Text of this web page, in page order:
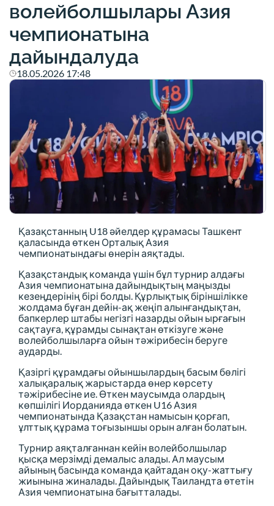
волейболшылары Азия
чемпионатына
дайындалуда
18.05.2026 17:48
Қазақстанның U18 әйелдер құрамасы Ташкент
қаласында өткен Орталық Азия
чемпионатындағы өнерін аяқтады.
Қазақстандық команда үшін бұл турнир алдағы
Азия чемпионатына дайындықтың маңызды
кезеңдерінің бірі болды. Құрлықтық біріншілікке
жолдама бұған дейін-ақ жеңіп алынғандықтан,
бапкерлер штабы негізгі назарды ойын ырғағын
сақтауға, құрамды сынақтан өткізуге және
волейболшыларға ойын тәжірибесін беруге
аударды.
Қазіргі құрамдағы ойыншылардың басым бөлігі
халықаралық жарыстарда өнер көрсету
тәжірибесіне ие. Өткен маусымда олардың
көпшілігі Иорданияда өткен U16 Азия
чемпионатында Қазақстан намысын қорғап,
ұлттық құрама тоғызыншы орын алған болатын.
Турнир аяқталғаннан кейін волейболшылар
қысқа мерзімді демалыс алады. Ал маусым
айының басында команда қайтадан оқу-жаттығу
жиынына жиналады. Дайындық Таиландта өтетін
Азия чемпионатына бағытталады.